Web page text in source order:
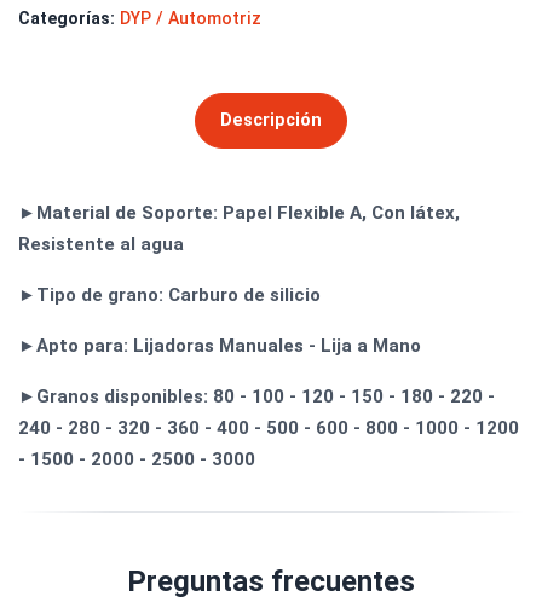
Categorías: DYP / Automotriz
Descripción
►Material de Soporte: Papel Flexible A, Con látex,
Resistente al agua
►Tipo de grano: Carburo de silicio
►Apto para: Lijadoras Manuales - Lija a Mano
►Granos disponibles: 80 - 100 - 120 - 150 - 180 - 220 -
240 - 280 - 320 - 360 - 400 - 500 - 600 - 800 - 1000 - 1200
- 1500 - 2000 - 2500 - 3000
Preguntas frecuentes